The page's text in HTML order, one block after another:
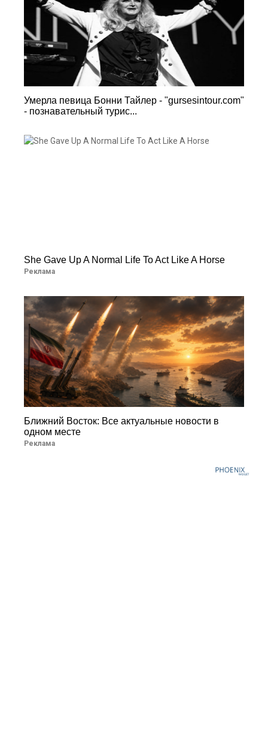
Умерла певица Бонни Тайлер - "gursesintour.com"
- познавательный турис...
She Gave Up A Normal Life To Act Like A Horse
Реклама
Ближний Восток: Все актуальные новости в
одном месте
Реклама